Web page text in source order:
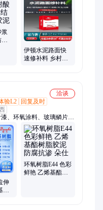
涂料、压浆剂、融雪剂、
浆
腐
伊顿水泥路面快
速修补料 乡村道
洽谈
验L2
回复及时
、环氧涂料、玻璃鳞片胶
伸
树
环氧树脂E44 色彩
鲜艳 乙烯基酯树